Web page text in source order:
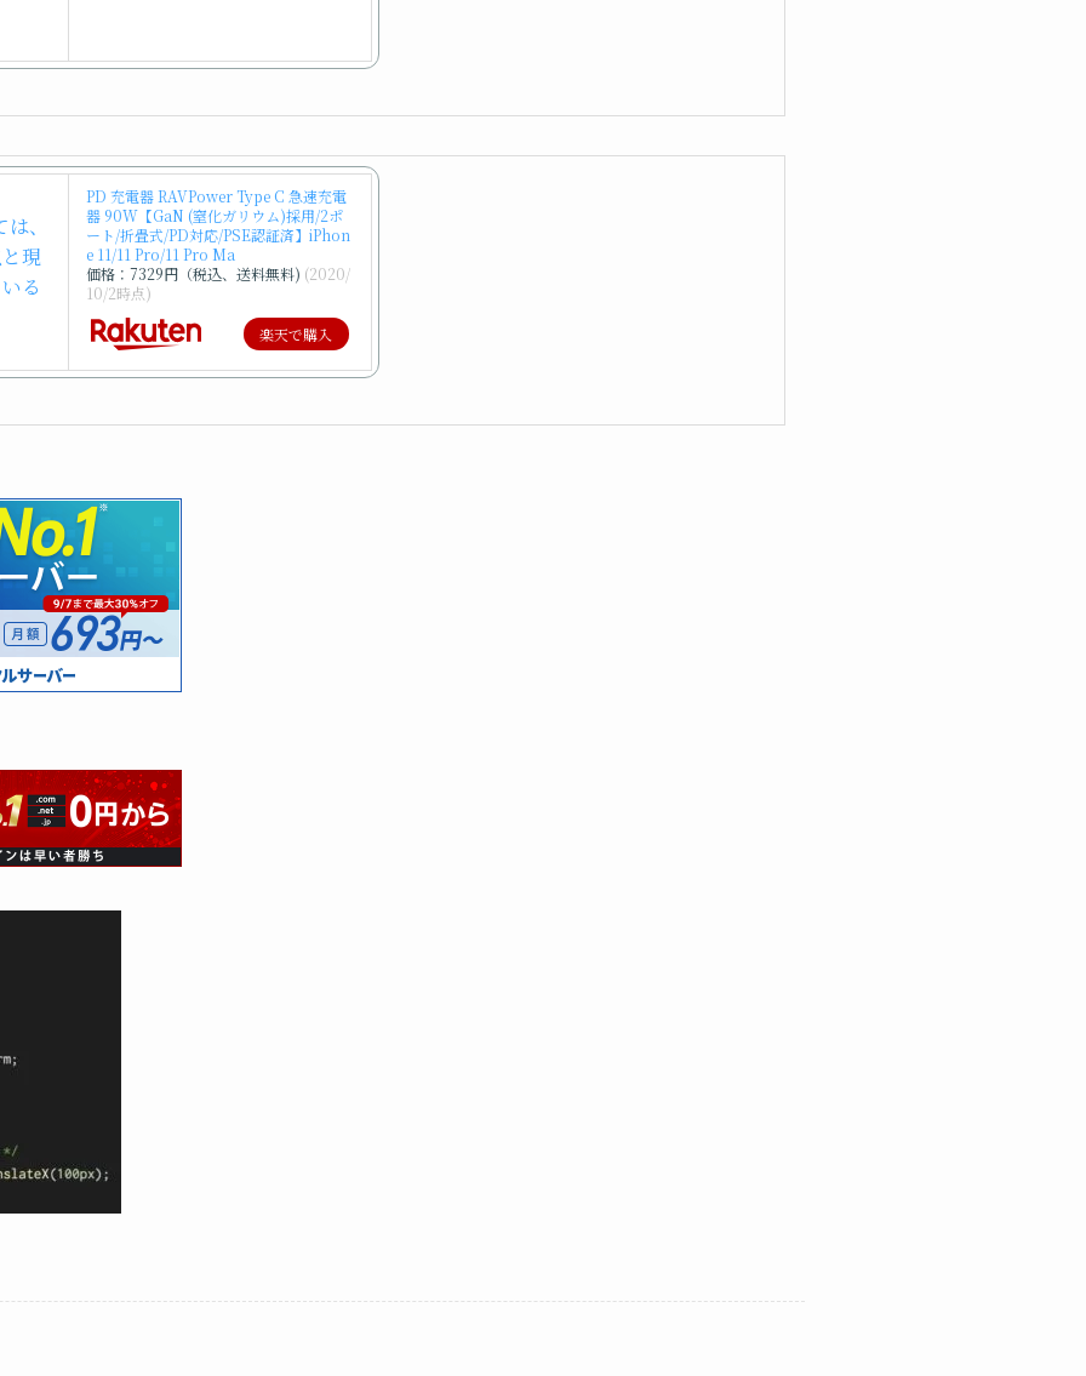
PD 充電器 RAVPower Type C 急速充電
器 90W【GaN (窒化ガリウム)採用/2ポ
ート/折畳式/PD対応/PSE認証済】iPhon
e 11/11 Pro/11 Pro Ma
価格：7329円（税込、送料無料) (2020/
10/2時点)
楽天で購入